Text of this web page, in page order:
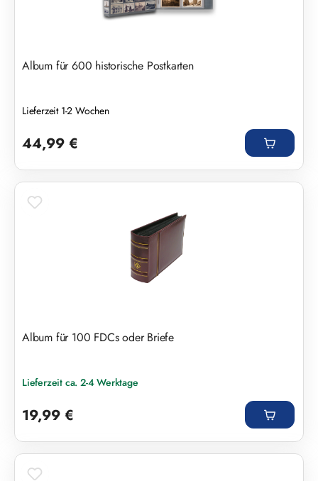
Album für 600 historische Postkarten
Lieferzeit 1-2 Wochen
44,99 €
Album für 100 FDCs oder Briefe
Lieferzeit ca. 2-4 Werktage
19,99 €